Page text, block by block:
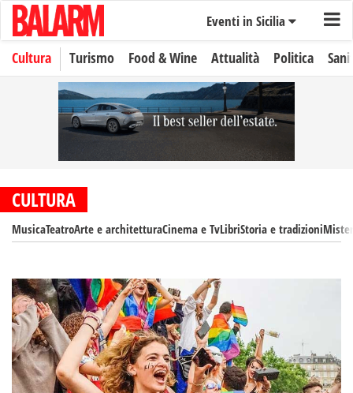
Eventi in Sicilia
Cultura Turismo Food & Wine Attualità Politica
CULTURA
MusicaTeatroArte e architetturaCinema e TvLibriStoria e tradizioni